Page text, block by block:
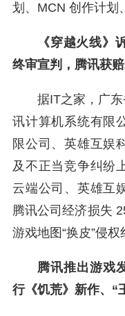
划、MCN 创作计划
《穿越火线》
终审宣判，腾讯获
据IT之家，广
讯计算机系统有限
限公司、英雄互娱
及不正当竞争纠纷
云端公司、英雄互
腾讯公司经济损失
游戏地图“换皮”侵权
腾讯推出游戏
行《饥荒》新作、“